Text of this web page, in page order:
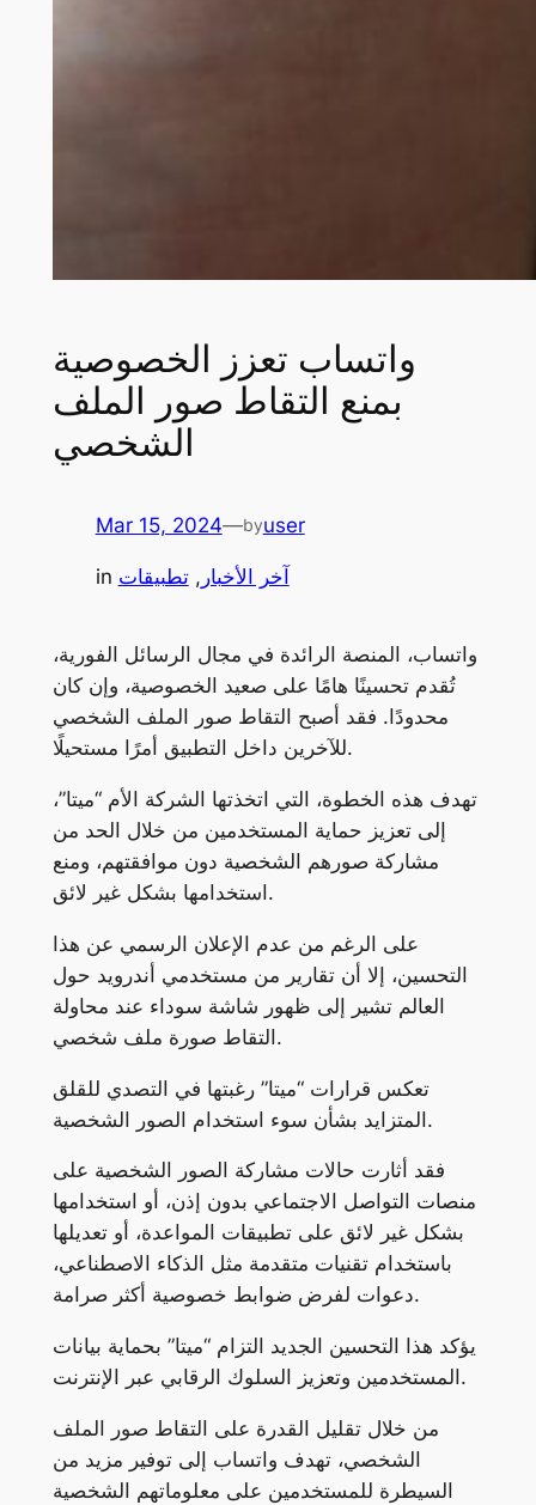
واتساب تعزز الخصوصية
بمنع التقاط صور الملف
الشخصي
Mar 15, 2024—byuser
in آخر الأخبار , تطبيقات
واتساب، المنصة الرائدة في مجال الرسائل الفورية،
تُقدم تحسينًا هامًا على صعيد الخصوصية، وإن كان
محدودًا. فقد أصبح التقاط صور الملف الشخصي
للآخرين داخل التطبيق أمرًا مستحيلًا.
تهدف هذه الخطوة، التي اتخذتها الشركة الأم “ميتا”،
إلى تعزيز حماية المستخدمين من خلال الحد من
مشاركة صورهم الشخصية دون موافقتهم، ومنع
استخدامها بشكل غير لائق.
على الرغم من عدم الإعلان الرسمي عن هذا
التحسين، إلا أن تقارير من مستخدمي أندرويد حول
العالم تشير إلى ظهور شاشة سوداء عند محاولة
التقاط صورة ملف شخصي.
تعكس قرارات “ميتا” رغبتها في التصدي للقلق
المتزايد بشأن سوء استخدام الصور الشخصية.
فقد أثارت حالات مشاركة الصور الشخصية على
منصات التواصل الاجتماعي بدون إذن، أو استخدامها
بشكل غير لائق على تطبيقات المواعدة، أو تعديلها
باستخدام تقنيات متقدمة مثل الذكاء الاصطناعي،
دعوات لفرض ضوابط خصوصية أكثر صرامة.
يؤكد هذا التحسين الجديد التزام “ميتا” بحماية بيانات
المستخدمين وتعزيز السلوك الرقابي عبر الإنترنت.
من خلال تقليل القدرة على التقاط صور الملف
الشخصي، تهدف واتساب إلى توفير مزيد من
السيطرة للمستخدمين على معلوماتهم الشخصية